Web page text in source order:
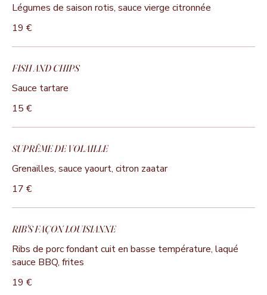
Légumes de saison rotis, sauce vierge citronnée
19 €
FISH AND CHIPS
Sauce tartare
15 €
SUPRÊME DE VOLAILLE
Grenailles, sauce yaourt, citron zaatar
17 €
RIB'S FAÇON LOUISIANNE
Ribs de porc fondant cuit en basse température, laqué
sauce BBQ, frites
19 €